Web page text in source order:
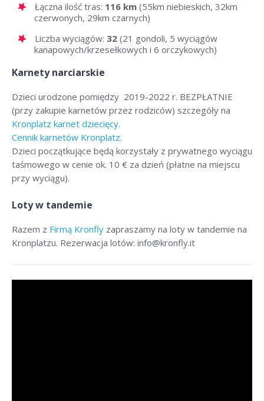
Łączna ilość tras: 116 km (55km niebieskich, 32km
czerwonych, 29km czarnych)
Liczba wyciągów: 32 (21 gondoli, 5 wyciągów
kanapowych/krzesełkowych i 6 orczykowych)
Karnety narciarskie
Dzieci urodzone pomiędzy 2019-2022 r. BEZPŁATNIE
(przy zakupie karnetów przez rodziców) szczegóły na
Kronplatz karnet dziecięcy.
Cennik karnetów Kronplatz.
Dzieci początkujące będą korzystały z prywatnego wyciągu
taśmowego w cenie ok. 10 € za dzień (płatne na miejscu
przy wyciągu).
Loty w tandemie
Razem z Firmą Kronfly zapraszamy na loty w tandemie na
Kronplatzu. Rezerwacja lotów: info@kronfly.it